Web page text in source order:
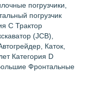
погрузчики,
погрузчик
С Трактор
(JCB),
Каток,
Категория D
Фронтальные